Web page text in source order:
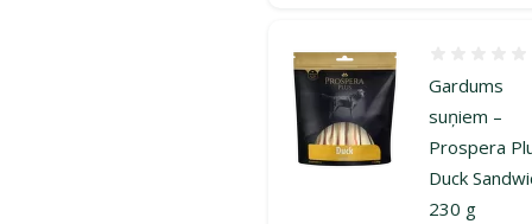
Gardums
suņiem –
Prospera
Duck
230 g